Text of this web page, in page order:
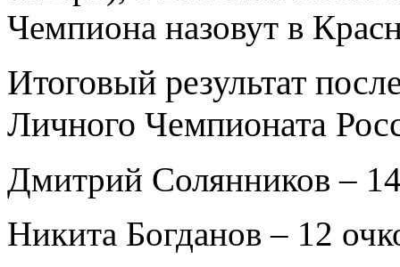
Чемпиона назовут в
Итоговый результат
Личного Чемпионата
Дмитрий Солянников –
Никита Богданов – 12